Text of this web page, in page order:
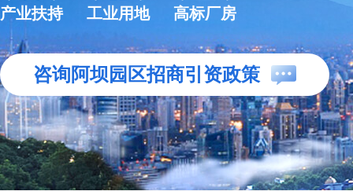
产业扶持 工业用地 高标厂房
咨询阿坝园区招商引资政策